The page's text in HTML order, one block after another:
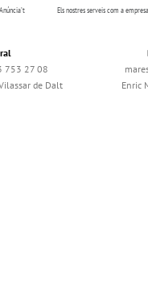
Anúncia’t Els nostres serveis com a
753 27 08
de Dalt
Enric